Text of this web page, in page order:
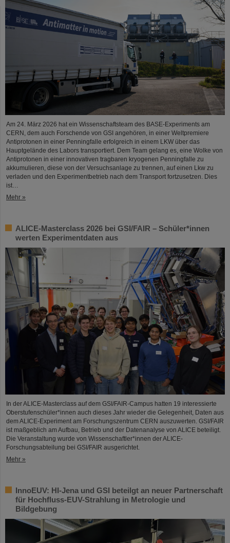
Am 24. März 2026 hat ein Wissenschaftsteam des BASE-Experiments am
CERN, dem auch Forschende von GSI angehören, in einer Weltpremiere
Antiprotonen in einer Penningfalle erfolgreich in einem LKW über das
Hauptgelände des Labors transportiert. Dem Team gelang es, eine Wolke von
Antiprotonen in einer innovativen tragbaren kryogenen Penningfalle zu
akkumulieren, diese von der Versuchsanlage zu trennen, auf einen Lkw zu
verladen und den Experimentbetrieb nach dem Transport fortzusetzen. Dies
ist…
Mehr »
ALICE-Masterclass 2026 bei GSI/FAIR – Schüler*innen
werten Experimentdaten aus
In der ALICE-Masterclass auf dem GSI/FAIR-Campus hatten 19 interessierte
Oberstufenschüler*innen auch dieses Jahr wieder die Gelegenheit, Daten aus
dem ALICE-Experiment am Forschungszentrum CERN auszuwerten. GSI/FAIR
ist maßgeblich am Aufbau, Betrieb und der Datenanalyse von ALICE beteiligt.
Die Veranstaltung wurde von Wissenschaftler*innen der ALICE-
Forschungsabteilung bei GSI/FAIR ausgerichtet.
Mehr »
InnoEUV: HI-Jena und GSI beteilgt an neuer Partnerschaft
für Hochfluss-EUV-Strahlung in Metrologie und
Bildgebung